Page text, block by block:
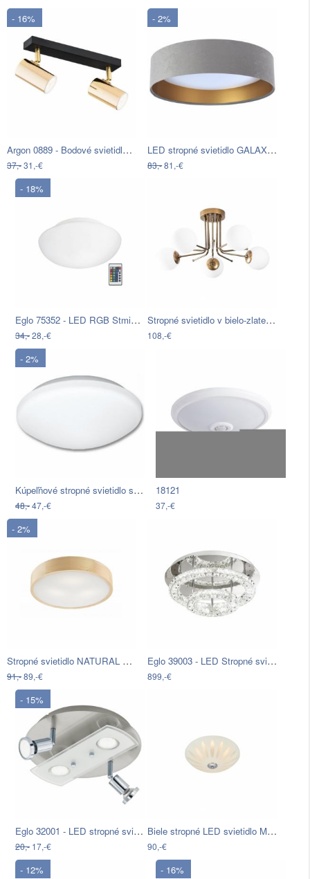
- 16%
Argon 0889 - Bodové svietidlo LAGOS…
37,-31,-€
- 2%
LED stropné svietidlo GALAXY LED/24W…
83,-81,-€
- 18%
Eglo 75352 - LED RGB Stmievateľné…
34,-28,-€
Stropné svietidlo v bielo-zlatej farbe…
108,-€
- 2%
Kúpeľňové stropné svietidlo so…
48,-47,-€
18121
37,-€
- 2%
Stropné svietidlo NATURAL 3xE27/60W…
91,-89,-€
Eglo 39003 - LED Stropné svietidlo…
899,-€
- 15%
Eglo 32001 - LED stropné svietidlo…
20,- 17,-€
Biele stropné LED svietidlo Markslöjd…
90,-€
- 12% - 16%